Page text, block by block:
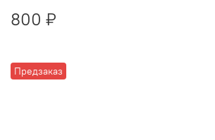
Предзаказ
800 ₽